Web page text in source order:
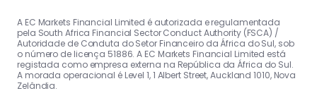
A EC Markets Financial Limited é autorizada e regulamentada
pela South Africa Financial Sector Conduct Authority (FSCA) /
Autoridade de Conduta do Setor Financeiro da África do Sul, sob
o número de licença 51886. A EC Markets Financial Limited está
registada como empresa externa na República da África do Sul.
A morada operacional é Level 1, 1 Albert Street, Auckland 1010, Nova
Zelândia.